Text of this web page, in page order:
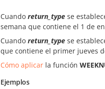
Cuando return_type se
semana que contiene el 1 de
Cuando return_type se
que contiene el primer jueves
Cómo aplicar la función
Ejemplos